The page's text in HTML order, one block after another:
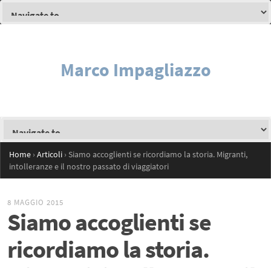
Marco Impagliazzo
Home › Articoli › Siamo accoglienti se ricordiamo la storia. Migranti,
intolleranze e il nostro passato di viaggiatori
8 MAGGIO 2015
Siamo accoglienti se
ricordiamo la storia.